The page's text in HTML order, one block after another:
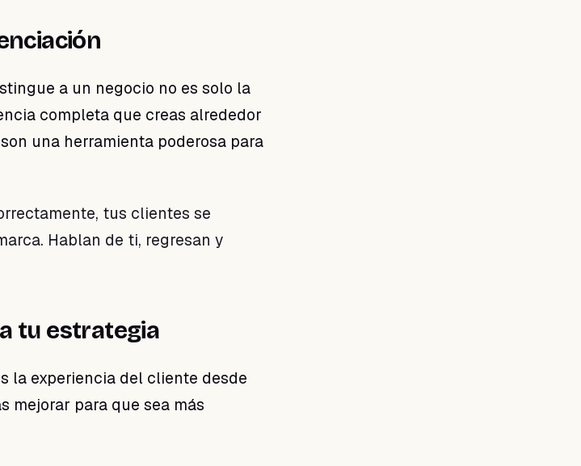
a un negocio no es solo la
completa que creas alrededor
una herramienta poderosa para
tus clientes se
Hablan de ti, regresan y
tu estrategia
la experiencia del cliente desde
mejorar para que sea más